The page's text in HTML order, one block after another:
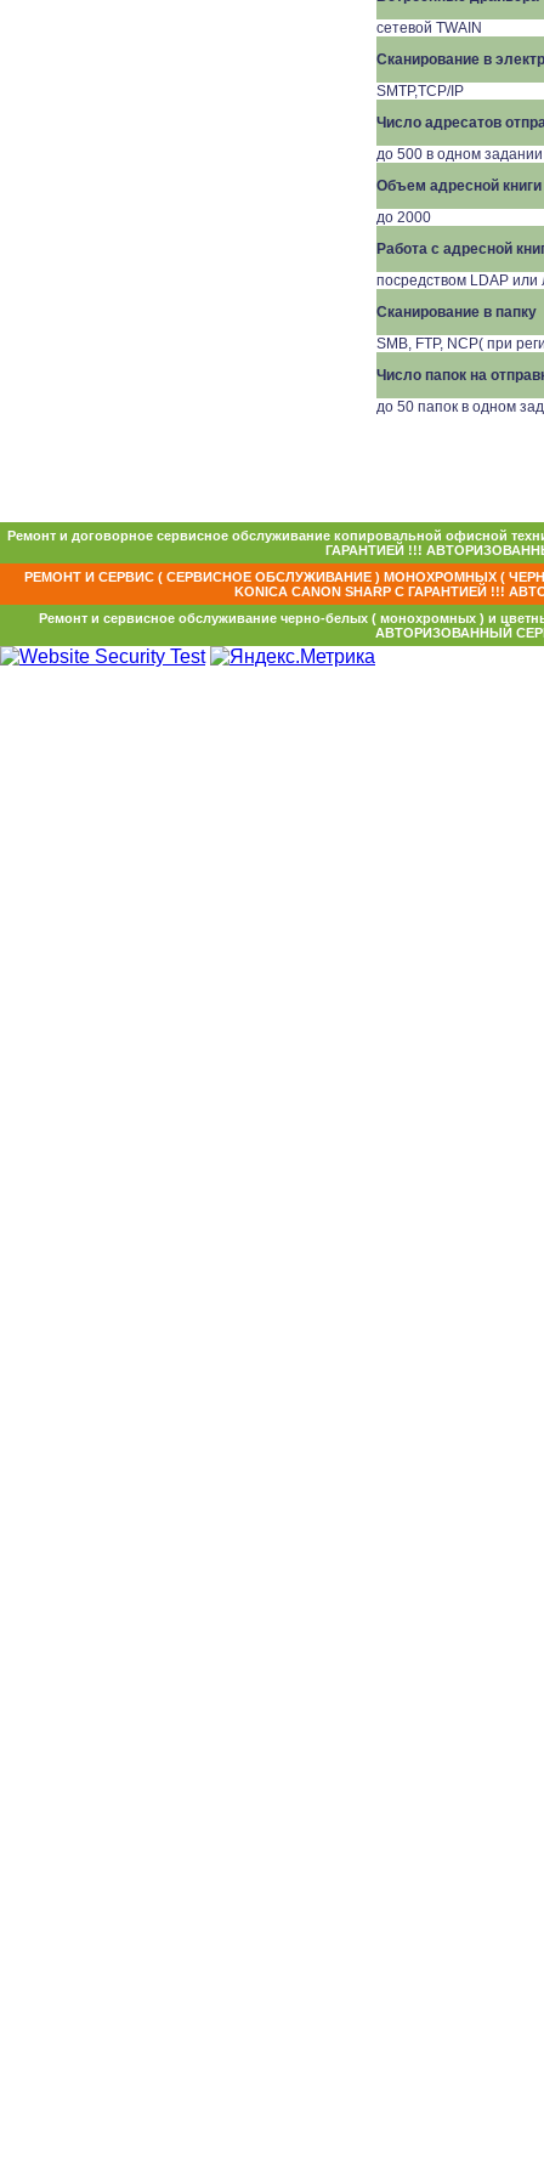
сетевой TWAIN
Сканирование в
SMTP,TCP/IP
Число адресатов
до 500 в одном задании
Объем адресной книги
до 2000
Работа с адресной
посредством LDAP или
Сканирование в папку
SMB, FTP, NCP( при
Число папок на
до 50 папок в одном
Ремонт и договорное сервисное обслуживание копировальной офисной
ГАРАНТИЕЙ !!!
РЕМОНТ И СЕРВИС ( СЕРВИСНОЕ ОБСЛУЖИВАНИЕ ) МОНОХРОМНЫХ (
KONICA CANON SHARP С ГАРАНТИЕЙ !!!
Ремонт и сервисное обслуживание черно-белых ( монохромных ) и
АВТОРИЗОВАННЫЙ